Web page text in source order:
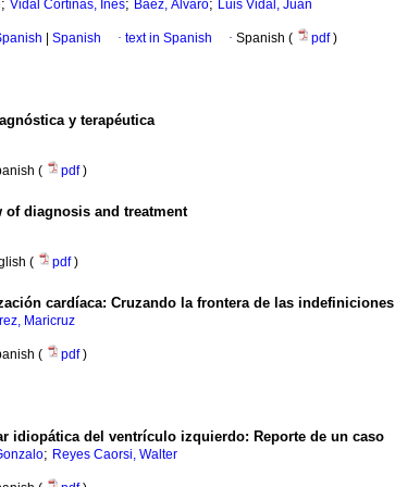
; Vidal Cortinas, Inés; Báez, Álvaro; Luis Vidal, Juan
Spanish · text in Spanish · Spanish ( pdf)
y terapéutica
( pdf)
of diagnosis and treatment
( pdf)
cardíaca: Cruzando la frontera de las indefiniciones
Maricruz
( pdf)
idiopática del ventrículo izquierdo: Reporte de un caso
; Reyes Caorsi, Walter